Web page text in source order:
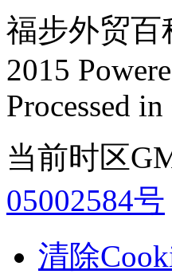
福步外贸百
2015
Processed
当前时区
05002584号
清除